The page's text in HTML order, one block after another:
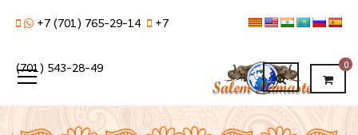
+7 (701) 765-29-14 +7
(701) 543-28-49 0